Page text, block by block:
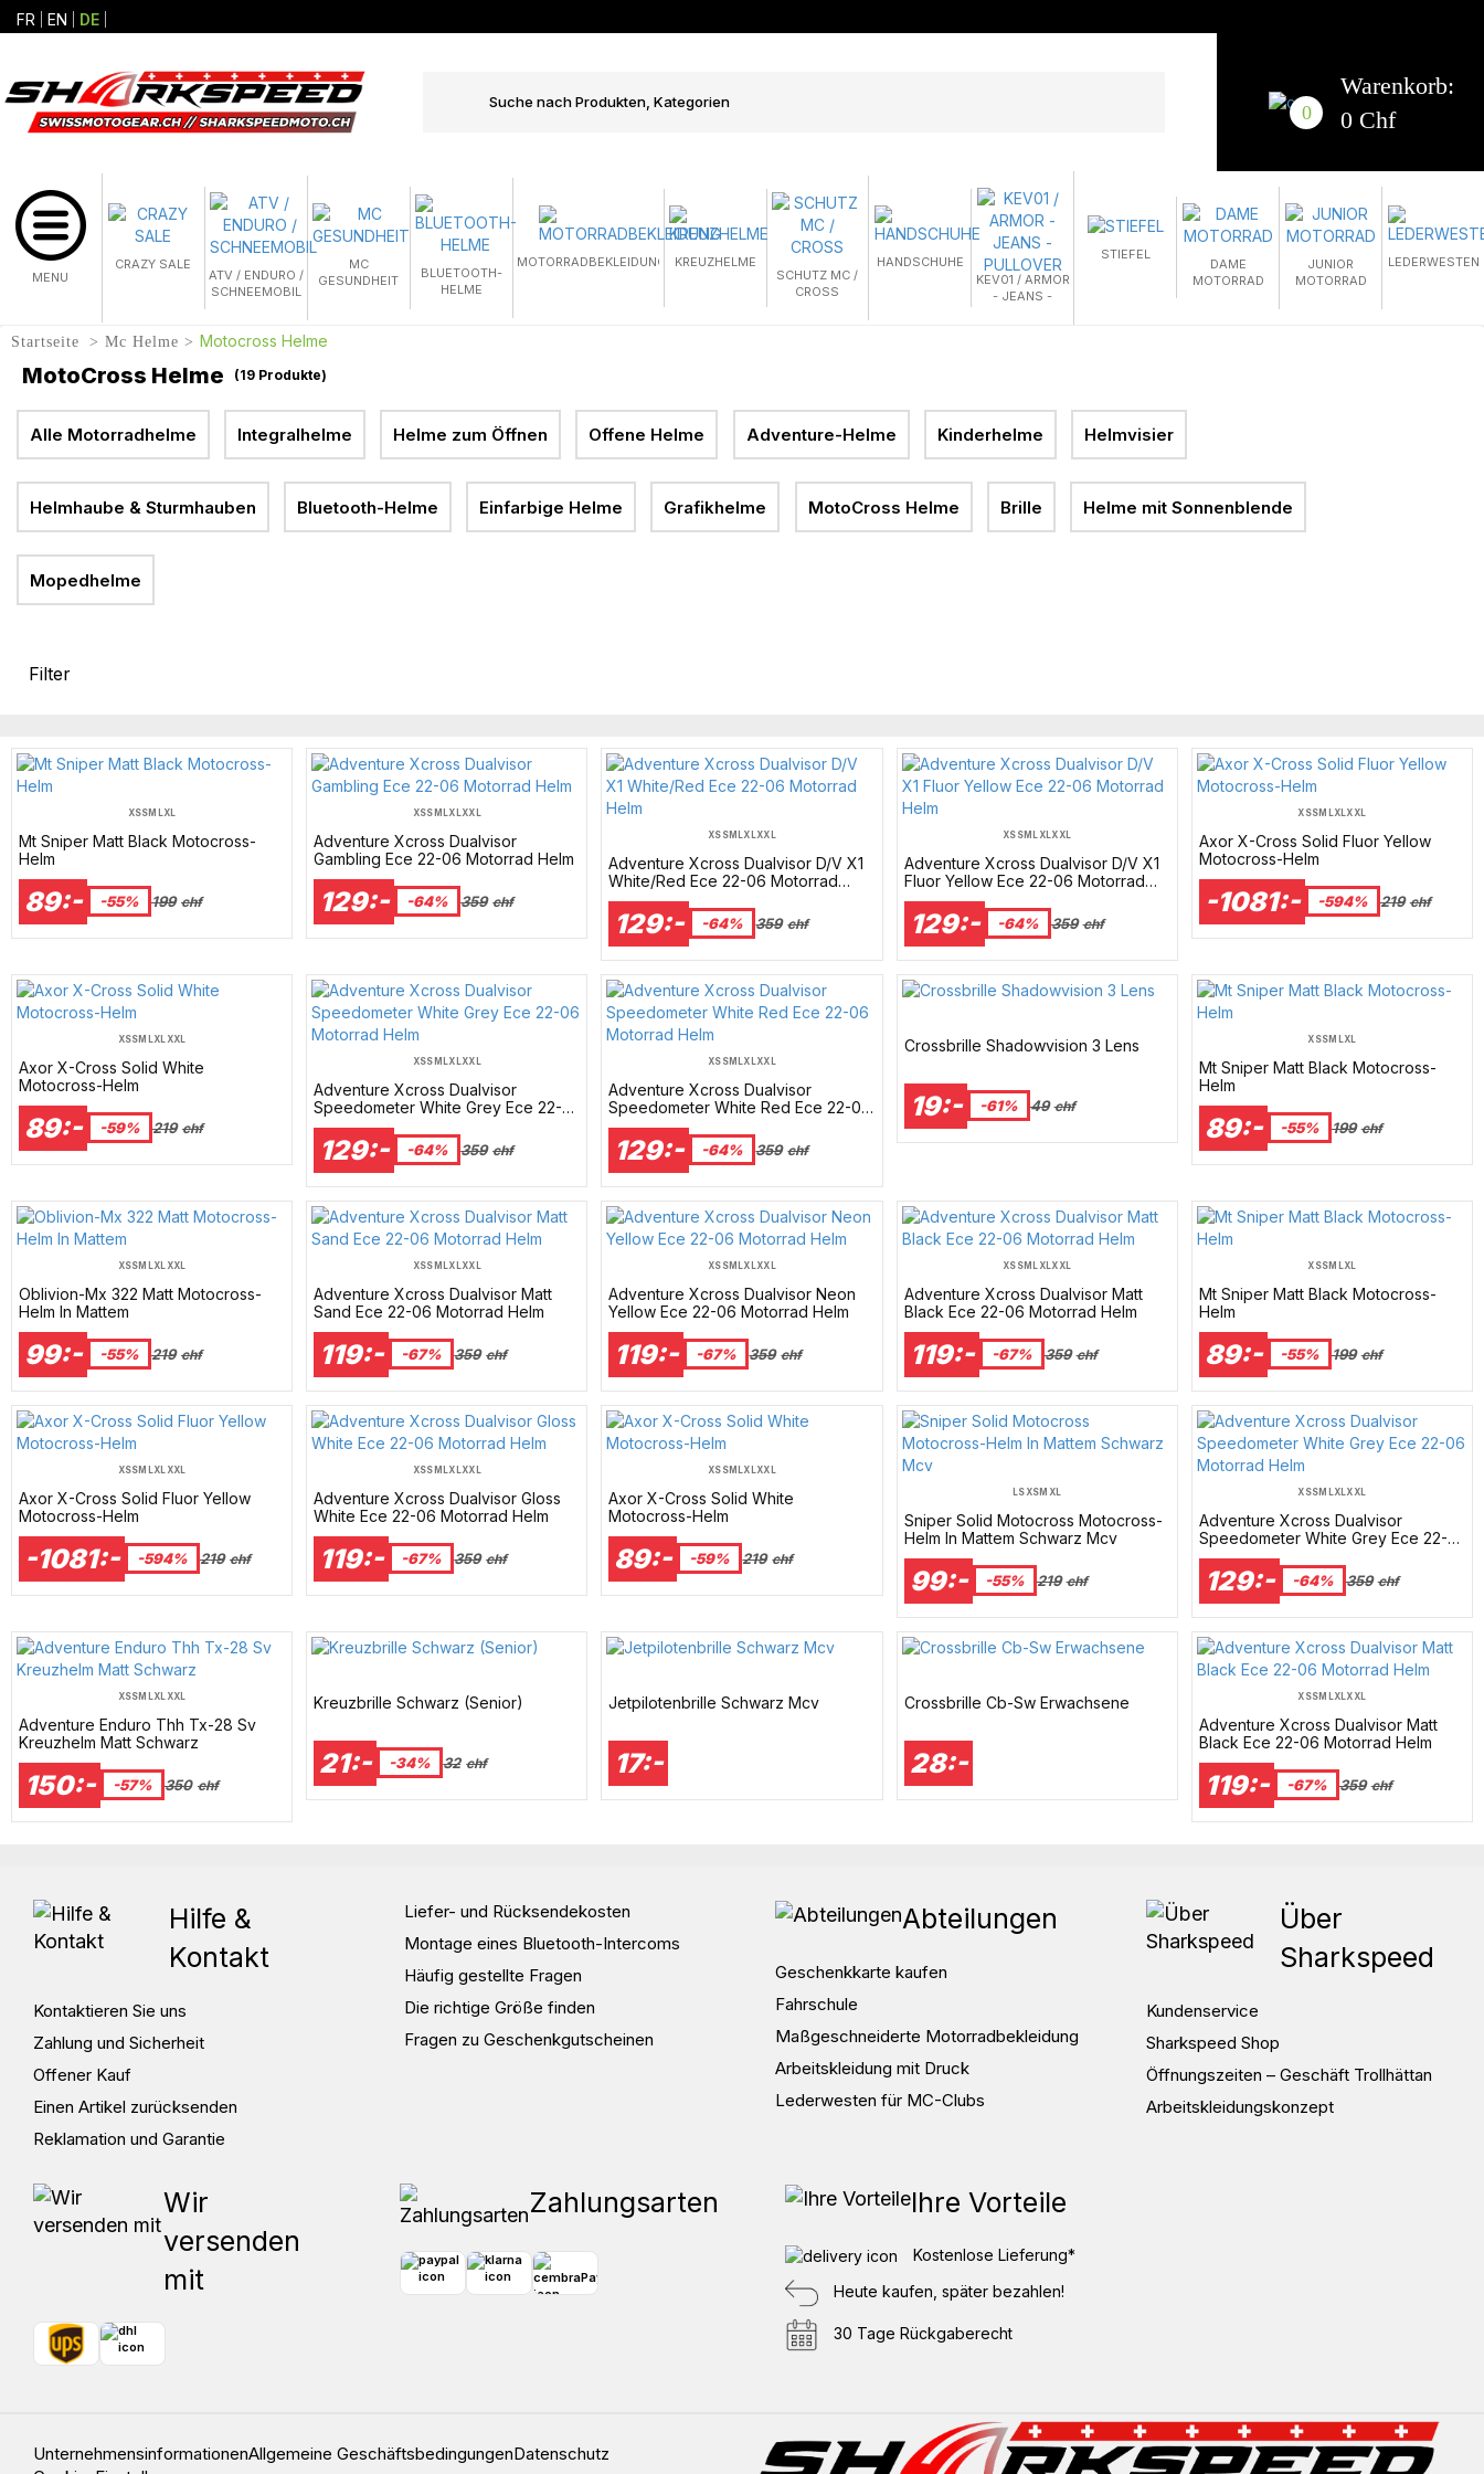
FR EN DE
0
Warenkorb:
0 Chf
MENU
CRAZY SALE
ATV / ENDURO /
SCHNEEMOBIL
MC
GESUNDHEIT
BLUETOOTH-
HELME
MOTORRADBEKLEIDUNG
KREUZHELME
SCHUTZ MC /
CROSS
HANDSCHUHE
KEV01 / ARMOR
- JEANS -
STIEFEL
DAME
MOTORRAD
JUNIOR
MOTORRAD
LEDERWESTEN
Startseite Mc Helme Motocross Helme
MotoCross Helme (19 Produkte)
Alle Motorradhelme Integralhelme Helme zum Öffnen Offene Helme Adventure-Helme Kinderhelme Helmvisier
Helmhaube & Sturmhauben Bluetooth-Helme Einfarbige Helme Grafikhelme MotoCross Helme Brille Helme mit Sonnenblende
Mopedhelme
Filter
XSS M LXL
Mt Sniper Matt Black Motocross-
Helm
89:- -55% 199 chf
XSS M LXLXXL
Adventure Xcross Dualvisor
Gambling Ece 22-06 Motorrad Helm
129:- -64% 359 chf
XS SM LXLXXL
Adventure Xcross Dualvisor D/V X1
White/Red Ece 22-06 Motorrad
Helm
129:- -64% 359 chf
XS S M L XLXXL
Adventure Xcross Dualvisor D/V X1
Fluor Yellow Ece 22-06 Motorrad
Helm
129:- -64% 359 chf
XSS M LXLXXL
Axor X-Cross Solid Fluor Yellow
Motocross-Helm
-1081:- -594% 219 chf
XSS M LXL XXL
Axor X-Cross Solid White
Motocross-Helm
89:- -59% 219 chf
XSS M LXLXXL
Adventure Xcross Dualvisor
Speedometer White Grey Ece 22-
06 Motorrad Helm
129:- -64% 359 chf
XS SM LXLXXL
Adventure Xcross Dualvisor
Speedometer White Red Ece 22-06
Motorrad Helm
129:- -64% 359 chf
Crossbrille Shadowvision 3 Lens
19:- -61% 49 chf
XSS M LXL
Mt Sniper Matt Black Motocross-
Helm
89:- -55% 199 chf
XSS M LXL XXL
Oblivion-Mx 322 Matt Motocross-
Helm In Mattem
99:- -55% 219 chf
XSS M LXLXXL
Adventure Xcross Dualvisor Matt
Sand Ece 22-06 Motorrad Helm
119:- -67% 359 chf
XS SM LXLXXL
Adventure Xcross Dualvisor Neon
Yellow Ece 22-06 Motorrad Helm
119:- -67% 359 chf
XS S M L XLXXL
Adventure Xcross Dualvisor Matt
Black Ece 22-06 Motorrad Helm
119:- -67% 359 chf
XSS M LXL
Mt Sniper Matt Black Motocross-
Helm
89:- -55% 199 chf
XSS M LXL XXL
Axor X-Cross Solid Fluor Yellow
Motocross-Helm
-1081:- -594% 219 chf
XSS M LXLXXL
Adventure Xcross Dualvisor Gloss
White Ece 22-06 Motorrad Helm
119:- -67% 359 chf
XS SM LXLXXL
Axor X-Cross Solid White
Motocross-Helm
89:- -59% 219 chf
LS XS M XL
Sniper Solid Motocross Motocross-
Helm In Mattem Schwarz Mcv
99:- -55% 219 chf
XSS M LXLXXL
Adventure Xcross Dualvisor
Speedometer White Grey Ece 22-
06 Motorrad Helm
129:- -64% 359 chf
XSS M LXL XXL
Adventure Enduro Thh Tx-28 Sv
Kreuzhelm Matt Schwarz
150:- -57% 350 chf
Kreuzbrille Schwarz (Senior)
21:- -34% 32 chf
Jetpilotenbrille Schwarz Mcv
17:-
Crossbrille Cb-Sw Erwachsene
28:-
XSS M LXLXXL
Adventure Xcross Dualvisor Matt
Black Ece 22-06 Motorrad Helm
119:- -67% 359 chf
Hilfe &
Kontakt
Kontaktieren Sie uns
Zahlung und Sicherheit
Offener Kauf
Einen Artikel zurücksenden
Reklamation und Garantie
Liefer- und Rücksendekosten
Montage eines Bluetooth-Intercoms
Häufig gestellte Fragen
Die richtige Größe finden
Fragen zu Geschenkgutscheinen
Abteilungen
Geschenkkarte kaufen
Fahrschule
Maßgeschneiderte Motorradbekleidung
Arbeitskleidung mit Druck
Lederwesten für MC-Clubs
Über
Sharkspeed
Kundenservice
Sharkspeed Shop
Öffnungszeiten – Geschäft Trollhättan
Arbeitskleidungskonzept
Wir
versenden
mit
Zahlungsarten Ihre Vorteile
Kostenlose Lieferung*
Heute kaufen, später bezahlen!
30 Tage Rückgaberecht
UnternehmensinformationenAllgemeine GeschäftsbedingungenDatenschutz